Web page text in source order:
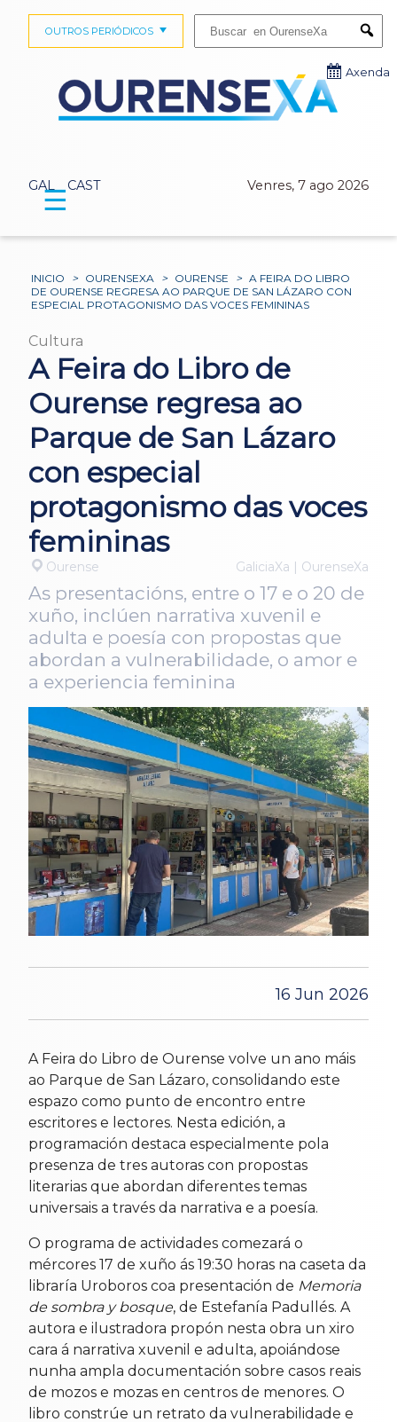
GAL CAST Venres, 7 ago 2026
OUTROS PERIÓDICOS
Axenda
☰
INICIO > OURENSEXA > OURENSE > A FEIRA DO LIBRO
DE OURENSE REGRESA AO PARQUE DE SAN LÁZARO CON
ESPECIAL PROTAGONISMO DAS VOCES FEMININAS
Cultura
A Feira do Libro de
Ourense regresa ao
Parque de San Lázaro
con especial
protagonismo das voces
femininas
Ourense GaliciaXa | OurenseXa
As presentacións, entre o 17 e o 20 de
xuño, inclúen narrativa xuvenil e
adulta e poesía con propostas que
abordan a vulnerabilidade, o amor e
a experiencia feminina
16 Jun 2026
A Feira do Libro de Ourense volve un ano máis
ao Parque de San Lázaro, consolidando este
espazo como punto de encontro entre
escritores e lectores. Nesta edición, a
programación destaca especialmente pola
presenza de tres autoras con propostas
literarias que abordan diferentes temas
universais a través da narrativa e a poesía.
O programa de actividades comezará o
mércores 17 de xuño ás 19:30 horas na caseta da
libraría Uroboros coa presentación de Memoria
de sombra y bosque, de Estefanía Padullés. A
autora e ilustradora propón nesta obra un xiro
cara á narrativa xuvenil e adulta, apoiándose
nunha ampla documentación sobre casos reais
de mozos e mozas en centros de menores. O
libro constrúe un retrato da vulnerabilidade e